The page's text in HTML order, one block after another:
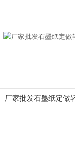
厂家批发石墨纸定做